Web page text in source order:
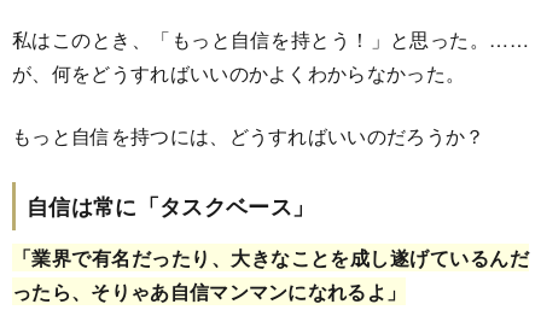
私はこのとき、「もっと自信を持とう！」と思った。……
が、何をどうすればいいのかよくわからなかった。
もっと自信を持つには、どうすればいいのだろうか？
自信は常に「タスクベース」
「業界で有名だったり、大きなことを成し遂げているんだ
ったら、そりゃあ自信マンマンになれるよ」